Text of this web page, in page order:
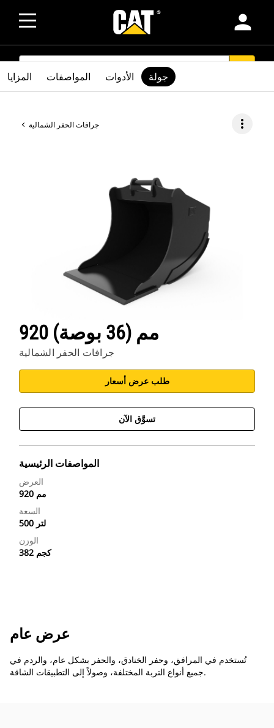
person
SEARCH
جرافات الحفر الشمالية more_vert
920 مم (36 بوصة)
جرافات الحفر الشمالية
طلب عرض أسعار
تسوَّق الآن
المواصفات الرئيسية
العرض
920 مم
السعة
500 لتر
الوزن
382 كجم
المزايا المواصفات الأدوات جولة
عرض عام
تُستخدم في المرافق، وحفر الخنادق، والحفر بشكل عام، والردم في
جميع أنواع التربة المختلفة، وصولاً إلى التطبيقات الشاقة.